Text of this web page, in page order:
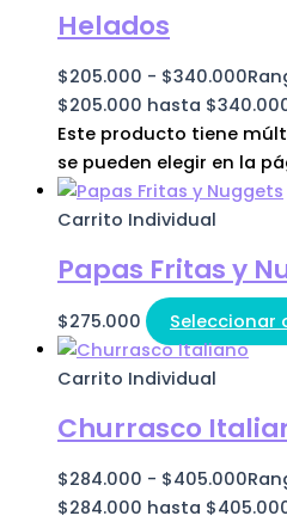
Helados
$205.000 - $340.000
$205.000 hasta
Este producto tiene
se pueden elegir en la
Carrito Individual
Papas Fritas y
$275.000 Seleccionar
Carrito Individual
Churrasco
$284.000 - $405.000
$284.000 hasta